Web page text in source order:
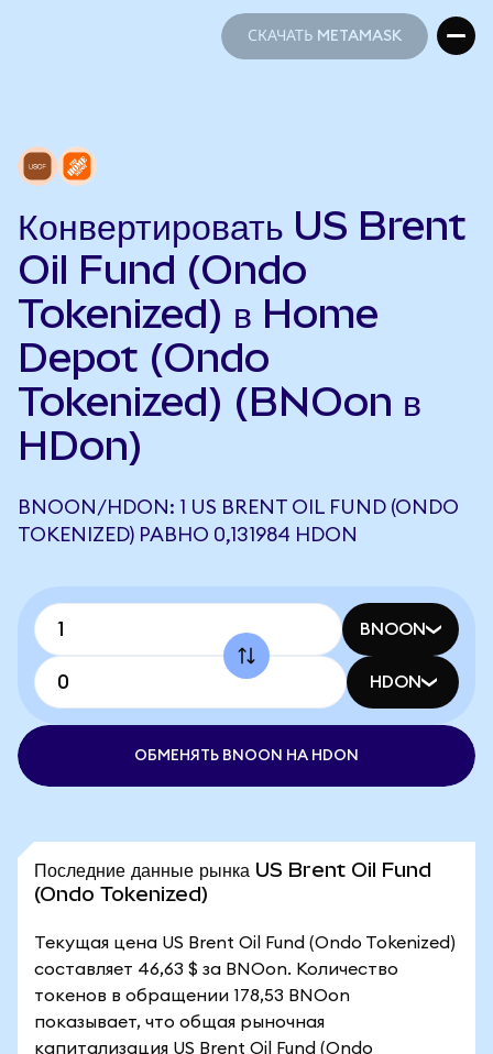
СКАЧАТЬ METAMASK
Конвертировать US Brent
Oil Fund (Ondo
Tokenized) в Home
Depot (Ondo
Tokenized) (BNOon в
HDon)
BNOON/HDON: 1 US BRENT OIL FUND (ONDO
TOKENIZED) РАВНО 0,131984 HDON
BNOON
HDON
ОБМЕНЯТЬ BNOON НА HDON
Последние данные рынка US Brent Oil Fund
(Ondo Tokenized)
Текущая цена US Brent Oil Fund (Ondo Tokenized)
составляет 46,63 $ за BNOon. Количество
токенов в обращении 178,53 BNOon
показывает, что общая рыночная
капитализация US Brent Oil Fund (Ondo